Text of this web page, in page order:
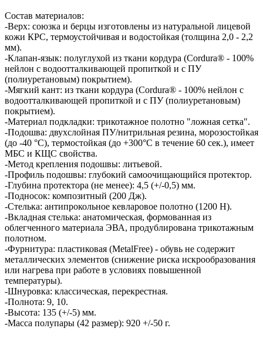
Состав материалов:
-Верх: союзка и берцы изготовлены из натуральной лицевой
кожи КРС, термоустойчивая и водостойкая (толщина 2,0 - 2,2
мм).
-Клапан-язык: полуглухой из ткани кордура (Cordura® - 100%
нейлон с водоотталкивающей пропиткой и с ПУ
(полиуретановым) покрытием).
-Мягкий кант: из ткани кордура (Cordura® - 100% нейлон с
водоотталкивающей пропиткой и с ПУ (полиуретановым)
покрытием).
-Материал подкладки: трикотажное полотно "ложная сетка".
-Подошва: двухслойная ПУ/нитрильная резина, морозостойкая
(до -40 °С), термостойкая (до +300°С в течение 60 сек.), имеет
МБС и КЩС свойства.
-Метод крепления подошвы: литьевой.
-Профиль подошвы: глубокий самоочищающийся протектор.
-Глубина протектора (не менее): 4,5 (+/-0,5) мм.
-Подносок: композитный (200 Дж).
-Стелька: антипрокольное кевларовое полотно (1200 Н).
-Вкладная стелька: анатомическая, формованная из
облегченного материала ЭВА, продублирована трикотажным
полотном.
-Фурнитура: пластиковая (MetalFree) - обувь не содержит
металлических элементов (снижение риска искрообразования
или нагрева при работе в условиях повышенной
температуры).
-Шнуровка: классическая, перекрестная.
-Полнота: 9, 10.
-Высота: 135 (+/-5) мм.
-Масса полупары (42 размер): 920 +/-50 г.